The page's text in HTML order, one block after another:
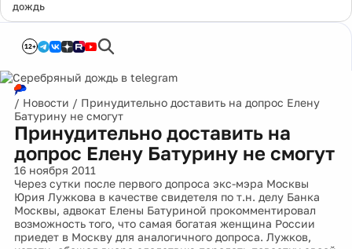
дождь
12+
/ Новости / Принудительно доставить на допрос Елену
Батурину не смогут
Принудительно доставить на
допрос Елену Батурину не смогут
16 ноября 2011
Через сутки после первого допроса экс-мэра Москвы
Юрия Лужкова в качестве свидетеля по т.н. делу Банка
Москвы, адвокат Елены Батуриной прокомментировал
возможность того, что самая богатая женщина России
приедет в Москву для аналогичного допроса. Лужков,